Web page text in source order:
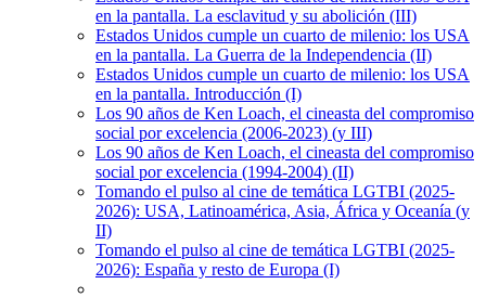
en la pantalla. La esclavitud y su abolición (III)
Estados Unidos cumple un cuarto de milenio: los USA
en la pantalla. La Guerra de la Independencia (II)
Estados Unidos cumple un cuarto de milenio: los USA
en la pantalla. Introducción (I)
Los 90 años de Ken Loach, el cineasta del compromiso
social por excelencia (2006-2023) (y III)
Los 90 años de Ken Loach, el cineasta del compromiso
social por excelencia (1994-2004) (II)
Tomando el pulso al cine de temática LGTBI (2025-
2026): USA, Latinoamérica, Asia, África y Oceanía (y
II)
Tomando el pulso al cine de temática LGTBI (2025-
2026): España y resto de Europa (I)